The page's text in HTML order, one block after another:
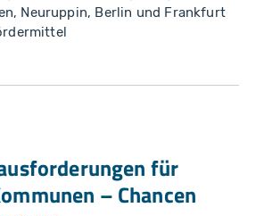
Neuruppin, Berlin und Frankfurt
für
– Chancen